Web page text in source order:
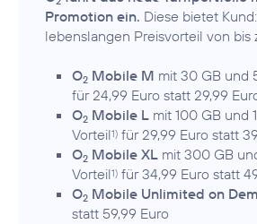
Promotion ein. Diese bietet
lebenslangen Preisvorteil von bis
O2 Mobile M mit 30 GB und
für 24,99 Euro statt 29,99
O2 Mobile L mit 100 GB und
Vorteil1) für 29,99 Euro statt
O2 Mobile XL mit 300 GB
Vorteil1) für 34,99 Euro statt
O2 Mobile Unlimited on
statt 59,99 Euro